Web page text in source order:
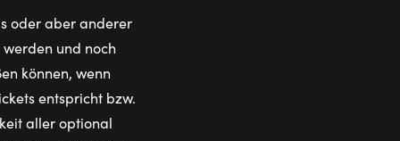
oder aber anderer
und noch
können, wenn
entspricht bzw.
aller optional